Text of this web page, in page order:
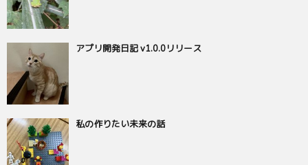
アプリ開発日記 v1.0.0リリース
私の作りたい未来の話